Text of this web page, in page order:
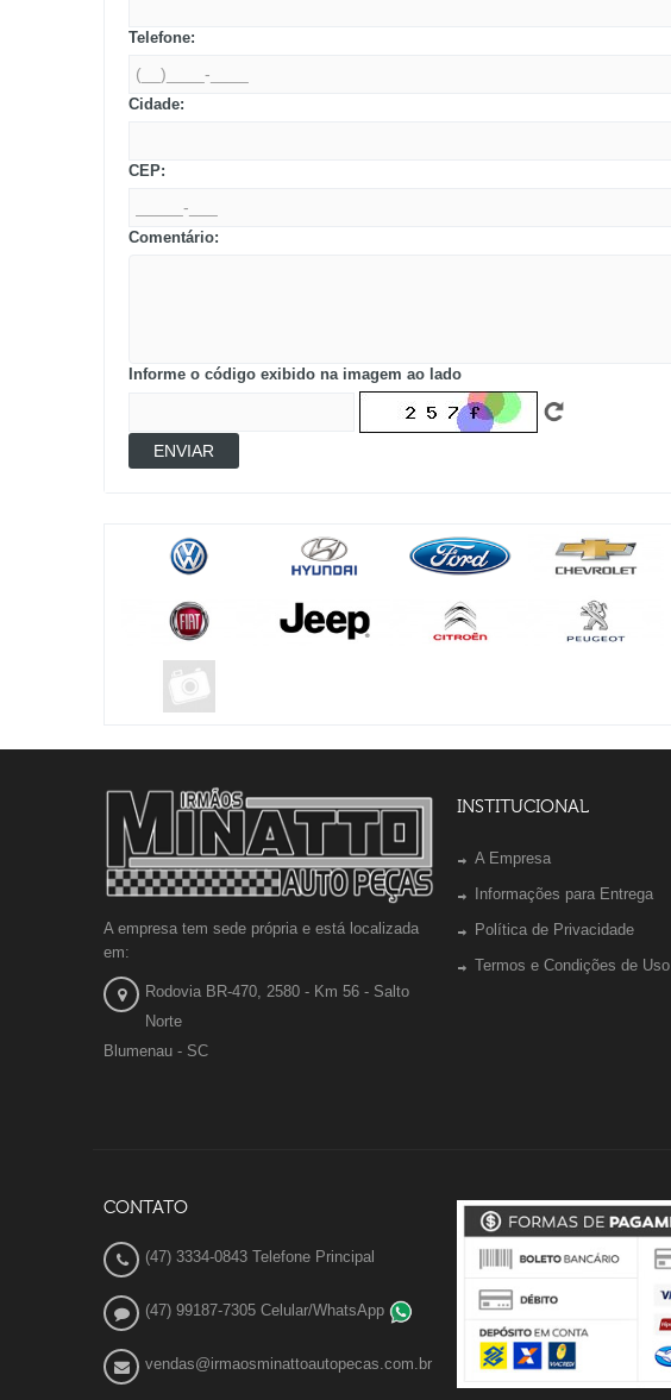
Telefone:
Cidade:
CEP:
Comentário:
Informe o código exibido na imagem ao lado
ENVIAR
A empresa tem sede própria e está localizada
em:
Rodovia BR-470, 2580 - Km 56 - Salto
Norte
Blumenau - SC
INSTITUCIONAL
A Empresa
Informações para Entrega
Política de Privacidade
Termos e Condições de Uso
CONTATO
(47) 3334-0843 Telefone Principal
(47) 99187-7305 Celular/WhatsApp
vendas@irmaosminattoautopecas.com.br